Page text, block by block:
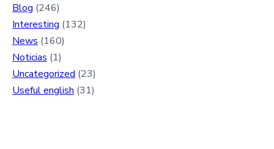
Blog (246)
Interesting (132)
News (160)
Noticias (1)
Uncategorized (23)
Useful english (31)